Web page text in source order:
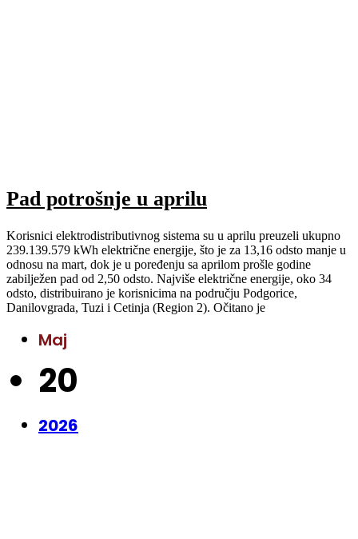
Pad potrošnje u aprilu
Korisnici elektrodistributivnog sistema su u aprilu preuzeli ukupno
239.139.579 kWh električne energije, što je za 13,16 odsto manje u
odnosu na mart, dok je u poređenju sa aprilom prošle godine
zabilježen pad od 2,50 odsto. Najviše električne energije, oko 34
odsto, distribuirano je korisnicima na području Podgorice,
Danilovgrada, Tuzi i Cetinja (Region 2). Očitano je
Maj
20
2026